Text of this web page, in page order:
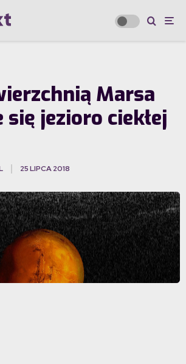
Marsa
się jezioro ciekłej
25 LIPCA 2018